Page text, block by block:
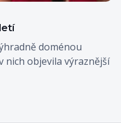
doménou
nich objevila výraznější